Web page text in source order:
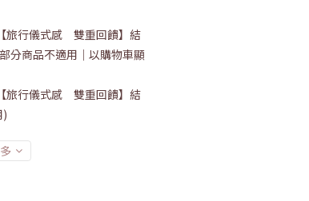
旅行儀式感 雙重回饋】結
分商品不適用｜以購物車顯
旅行儀式感 雙重回饋】結
)